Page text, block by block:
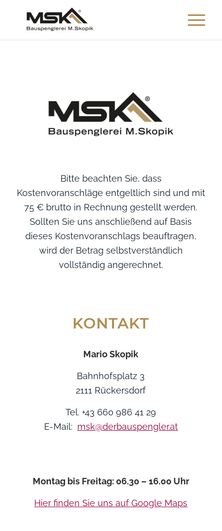
Bitte beachten Sie, dass
Kostenvoranschläge entgeltlich sind und mit
75 € brutto in Rechnung gestellt werden.
Sollten Sie uns anschließend auf Basis
dieses Kostenvoranschlags beauftragen,
wird der Betrag selbstverständlich
vollständig angerechnet.
KONTAKT
Mario Skopik
Bahnhofsplatz 3
2111 Rückersdorf
Tel. +43 660 986 41 29
E-Mail: msk@derbauspengler.at
Montag bis Freitag: 06.30 – 16.00 Uhr
Hier finden Sie uns auf Google Maps